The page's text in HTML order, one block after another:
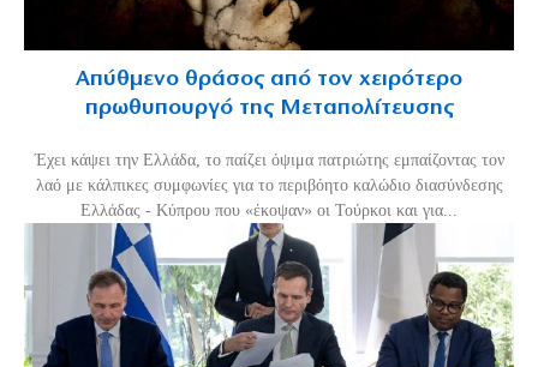
Απύθμενο θράσος από τον χειρότερο
πρωθυπουργό της Μεταπολίτευσης
Έχει κάψει την Ελλάδα, το παίζει όψιμα πατριώτης εμπαίζοντας τον
λαό με κάλπικες συμφωνίες για το περιβόητο καλώδιο διασύνδεσης
Ελλάδας - Κύπρου που «έκοψαν» οι Τούρκοι και για...